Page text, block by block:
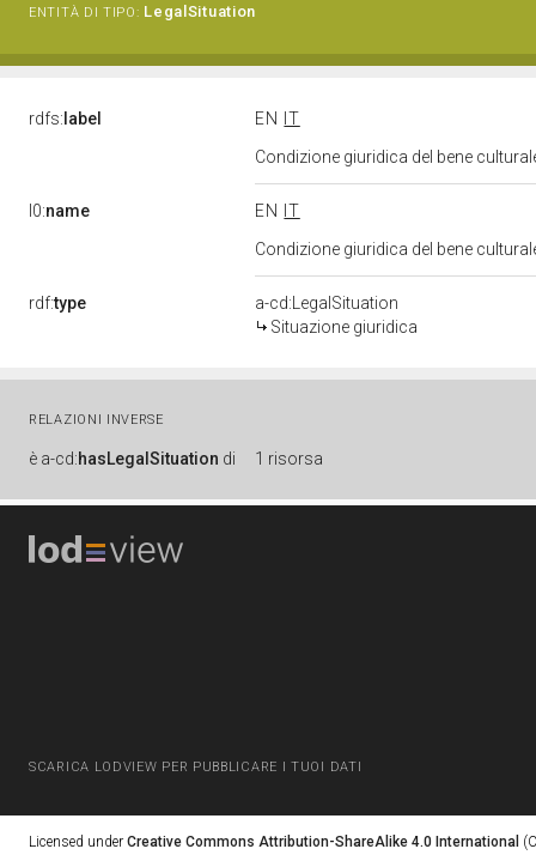
ENTITÀ DI TIPO: LegalSituation
rdfs: label EN
IT
Condizione giuridica del bene
l0:name EN
IT
Condizione giuridica del bene
rdf:type
a-cd:LegalSituation
Situazione giuridica
RELAZIONI INVERSE
è a-cd:hasLegalSituation di 1 risorsa
SCARICA LODVIEW PER PUBBLICARE I TUOI DATI
Licensed under Creative Commons Attribution-ShareAlike 4.0 International